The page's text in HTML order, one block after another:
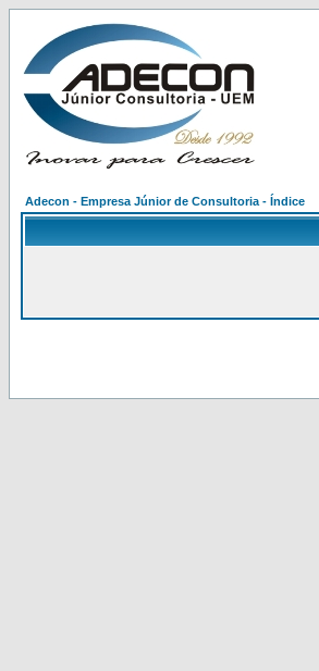
Adecon - Empresa Júnior de Consultoria - Índice